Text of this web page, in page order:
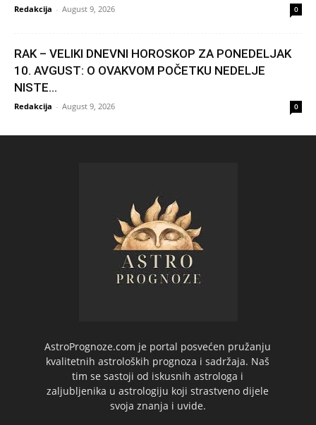
Redakcija - August 9, 2026 0
RAK – VELIKI DNEVNI HOROSKOP ZA PONEDELJAK
10. AVGUST: O OVAKVOM POČETKU NEDELJE
NISTE...
Redakcija - August 9, 2026 0
AstroPrognoze.com je portal posvećen pružanju
kvalitetnih astroloških prognoza i sadržaja. Naš
tim se sastoji od iskusnih astrologa i
zaljubljenika u astrologiju koji strastveno dijele
svoja znanja i uvide.